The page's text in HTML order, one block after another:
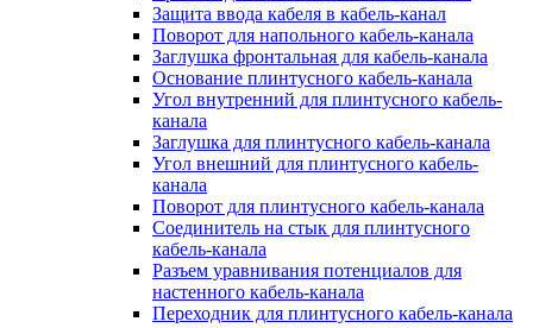
Защита ввода кабеля в кабель-канал
Поворот для напольного кабель-канала
Заглушка фронтальная для кабель-канала
Основание плинтусного кабель-канала
Угол внутренний для плинтусного кабель-
канала
Заглушка для плинтусного кабель-канала
Угол внешний для плинтусного кабель-
канала
Поворот для плинтусного кабель-канала
Соединитель на стык для плинтусного
кабель-канала
Разъем уравнивания потенциалов для
настенного кабель-канала
Переходник для плинтусного кабель-канала